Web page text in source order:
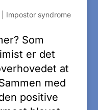
Impostor syndrome
Som
er det
at
med
positive